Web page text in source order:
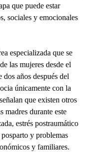
que puede estar
sociales y emocionales
especializada que se
las mujeres desde el
dos años después del
únicamente con la
que existen otros
madres durante este
estrés postraumático
y problemas
y familiares.